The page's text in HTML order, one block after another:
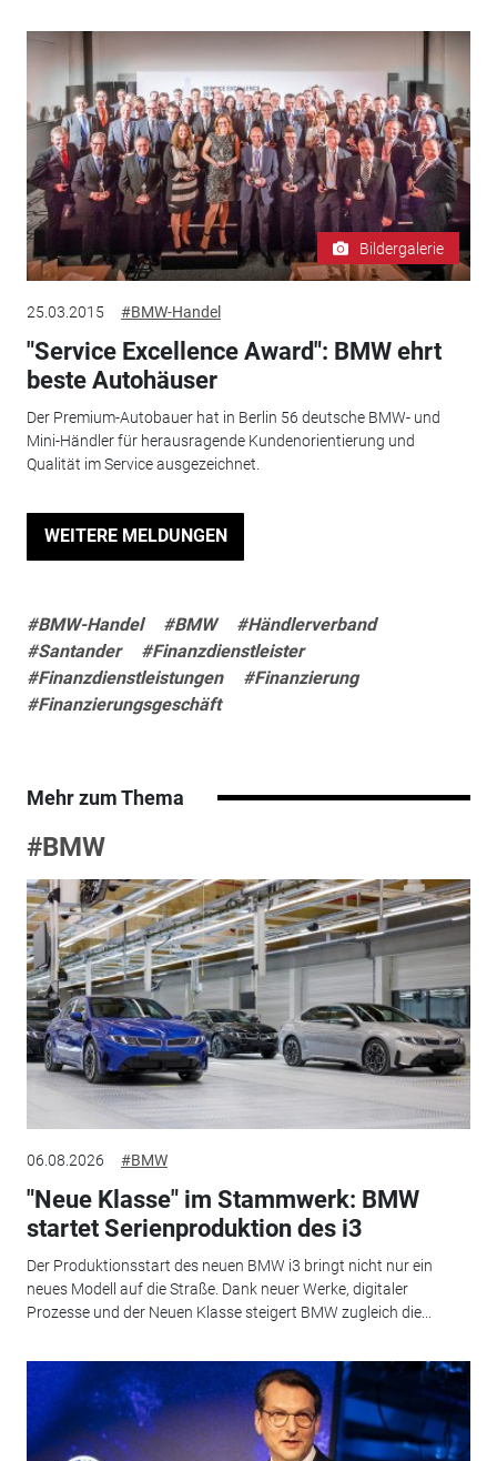
Bildergalerie
25.03.2015 #BMW-Handel
"Service Excellence Award": BMW ehrt
beste Autohäuser
Der Premium-Autobauer hat in Berlin 56 deutsche BMW- und
Mini-Händler für herausragende Kundenorientierung und
Qualität im Service ausgezeichnet.
WEITERE MELDUNGEN
#BMW-Handel #BMW
#Händlerverband
#Santander
#Finanzdienstleister
#Finanzdienstleistungen
#Finanzierung
#Finanzierungsgeschäft
Mehr zum Thema
#BMW
06.08.2026 #BMW
"Neue Klasse" im Stammwerk: BMW
startet Serienproduktion des i3
Der Produktionsstart des neuen BMW i3 bringt nicht nur ein
neues Modell auf die Straße. Dank neuer Werke, digitaler
Prozesse und der Neuen Klasse steigert BMW zugleich die...